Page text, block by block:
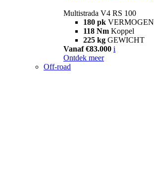
Multistrada V4 RS 100
180 pk VERMOGEN
118 Nm Koppel
225 kg GEWICHT
Vanaf €83.000 i
Ontdek meer
Off-road